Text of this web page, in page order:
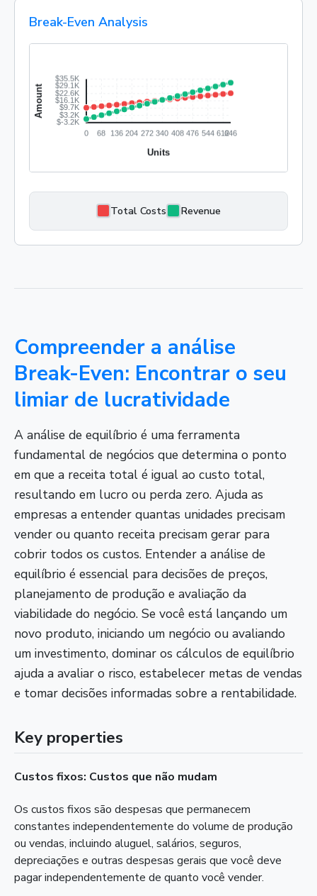
Break-Even Analysis
Total Costs Revenue
Compreender a análise
Break-Even: Encontrar o seu
limiar de lucratividade
A análise de equilíbrio é uma ferramenta
fundamental de negócios que determina o ponto
em que a receita total é igual ao custo total,
resultando em lucro ou perda zero. Ajuda as
empresas a entender quantas unidades precisam
vender ou quanto receita precisam gerar para
cobrir todos os custos. Entender a análise de
equilíbrio é essencial para decisões de preços,
planejamento de produção e avaliação da
viabilidade do negócio. Se você está lançando um
novo produto, iniciando um negócio ou avaliando
um investimento, dominar os cálculos de equilíbrio
ajuda a avaliar o risco, estabelecer metas de vendas
e tomar decisões informadas sobre a rentabilidade.
Key properties
Custos fixos: Custos que não mudam
Os custos fixos são despesas que permanecem
constantes independentemente do volume de produção
ou vendas, incluindo aluguel, salários, seguros,
depreciações e outras despesas gerais que você deve
pagar independentemente de quanto você vender.